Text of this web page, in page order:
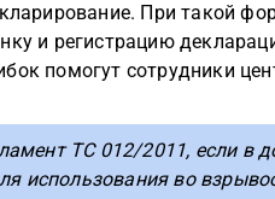
При такой
и регистрацию
помогут сотрудники
ТС 012/2011, если в
использования во